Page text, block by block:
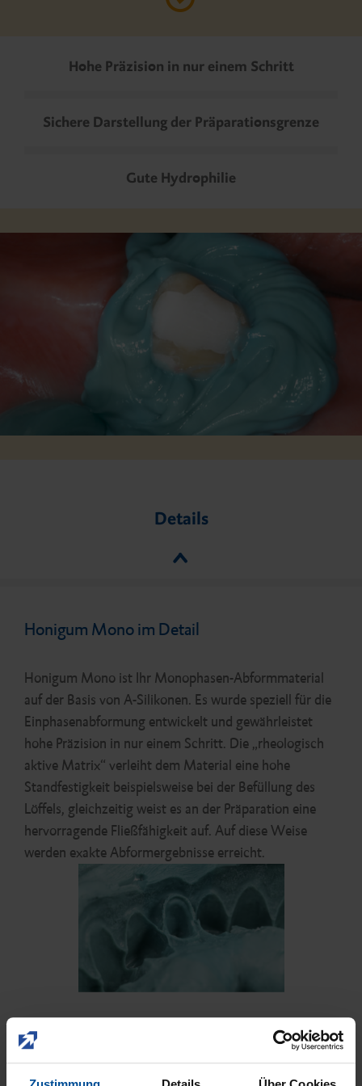
Hohe Präzision in nur einem Schritt
Sichere Darstellung der Präparationsgrenze
Gute Hydrophilie
Details
Honigum Mono im Detail
Honigum Mono ist Ihr Monophasen-Abformmaterial
auf der Basis von A-Silikonen. Es wurde speziell für die
Einphasenabformung entwickelt und gewährleistet
hohe Präzision in nur einem Schritt. Die „rheologisch
aktive Matrix“ verleiht dem Material eine hohe
Standfestigkeit beispielsweise bei der Befüllung des
Löffels, gleichzeitig weist es an der Präparation eine
hervorragende Fließfähigkeit auf. Auf diese Weise
werden exakte Abformergebnisse erreicht.
zuklappen